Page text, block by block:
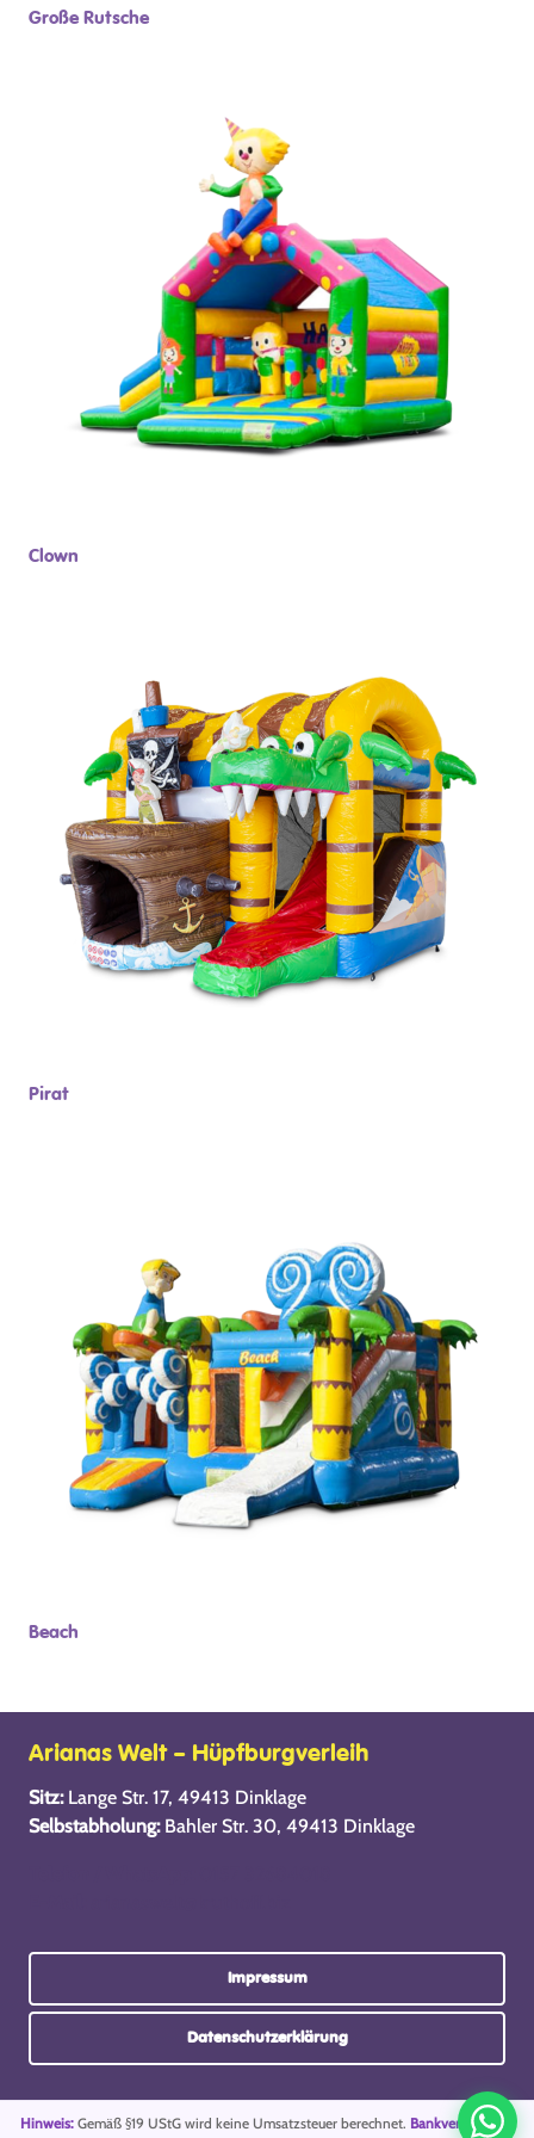
Große Rutsche
Clown
Pirat
Beach
Arianas Welt – Hüpfburgverleih
Sitz:Lange Str. 17, 49413 Dinklage
Selbstabholung:Bahler Str. 30, 49413 Dinklage
Impressum
Datenschutzerklärung
Hinweis:Gemäß §19 UStG wird keine Umsatzsteuer berechnet. Bankverbindung: